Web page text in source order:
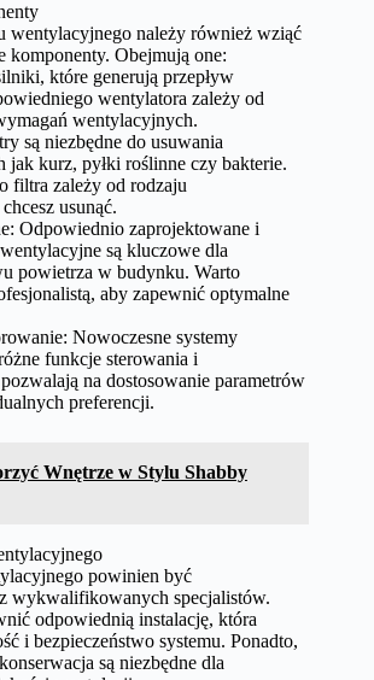
wentylacyjnego należy również wziąć
komponenty. Obejmują one:
które generują przepływ
wentylatora zależy od
wentylacyjnych.
są niezbędne do usuwania
jak kurz, pyłki roślinne czy bakterie.
filtra zależy od rodzaju
usunąć.
Odpowiednio zaprojektowane i
są kluczowe dla
powietrza w budynku. Warto
aby zapewnić optymalne
Nowoczesne systemy
funkcje sterowania i
na dostosowanie parametrów
preferencji.
Wnętrze w Stylu Shabby
powinien być
wykwalifikowanych specjalistów.
odpowiednią instalację, która
i bezpieczeństwo systemu. Ponadto,
są niezbędne dla